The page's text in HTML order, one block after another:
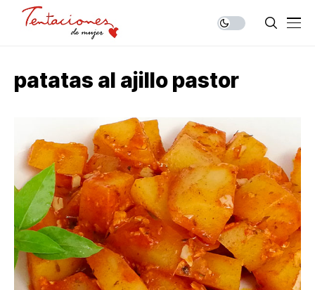
patatas al ajillo pastor